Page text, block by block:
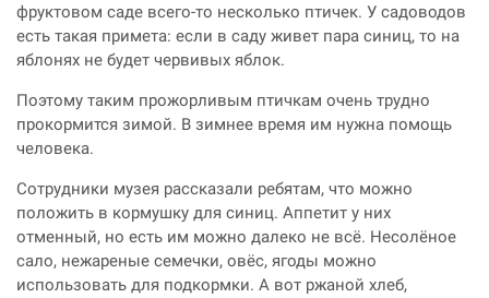
фруктовом саде всего-то несколько птичек. У садоводов
есть такая примета: если в саду живет пара синиц, то на
яблонях не будет червивых яблок.
Поэтому таким прожорливым птичкам очень трудно
прокормится зимой. В зимнее время им нужна помощь
человека.
Сотрудники музея рассказали ребятам, что можно
положить в кормушку для синиц. Аппетит у них
отменный, но есть им можно далеко не всё. Несолёное
сало, нежареные семечки, овёс, ягоды можно
использовать для подкормки. А вот ржаной хлеб,